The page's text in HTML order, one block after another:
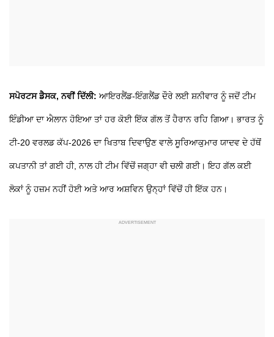
ਸਪੋਰਟਸ ਡੈਸਕ, ਨਵੀਂ ਦਿੱਲੀ: ਆਇਰਲੈਂਡ-ਇੰਗਲੈਂਡ ਦੌਰੇ ਲਈ ਸ਼ਨੀਵਾਰ ਨੂੰ ਜਦੋਂ ਟੀਮ
ਇੰਡੀਆ ਦਾ ਐਲਾਨ ਹੋਇਆ ਤਾਂ ਹਰ ਕੋਈ ਇੱਕ ਗੱਲ ਤੋਂ ਹੈਰਾਨ ਰਹਿ ਗਿਆ। ਭਾਰਤ ਨੂੰ
ਟੀ-20 ਵਰਲਡ ਕੱਪ-2026 ਦਾ ਖਿਤਾਬ ਦਿਵਾਉਣ ਵਾਲੇ ਸੂਰਿਆਕੁਮਾਰ ਯਾਦਵ ਦੇ ਹੱਥੋਂ
ਕਪਤਾਨੀ ਤਾਂ ਗਈ ਹੀ, ਨਾਲ ਹੀ ਟੀਮ ਵਿੱਚੋਂ ਜਗ੍ਹਾ ਵੀ ਚਲੀ ਗਈ। ਇਹ ਗੱਲ ਕਈ
ਲੋਕਾਂ ਨੂੰ ਹਜ਼ਮ ਨਹੀਂ ਹੋਈ ਅਤੇ ਆਰ ਅਸ਼ਵਿਨ ਉਨ੍ਹਾਂ ਵਿੱਚੋਂ ਹੀ ਇੱਕ ਹਨ।